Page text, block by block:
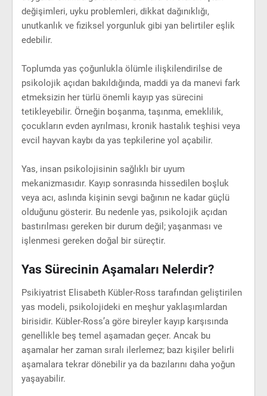
değişimleri, uyku problemleri, dikkat dağınıklığı,
unutkanlık ve fiziksel yorgunluk gibi yan belirtiler eşlik
edebilir.
Toplumda yas çoğunlukla ölümle ilişkilendirilse de
psikolojik açıdan bakıldığında, maddi ya da manevi fark
etmeksizin her türlü önemli kayıp yas sürecini
tetikleyebilir. Örneğin boşanma, taşınma, emeklilik,
çocukların evden ayrılması, kronik hastalık teşhisi veya
evcil hayvan kaybı da yas tepkilerine yol açabilir.
Yas, insan psikolojisinin sağlıklı bir uyum
mekanizmasıdır. Kayıp sonrasında hissedilen boşluk
veya acı, aslında kişinin sevgi bağının ne kadar güçlü
olduğunu gösterir. Bu nedenle yas, psikolojik açıdan
bastırılması gereken bir durum değil; yaşanması ve
işlenmesi gereken doğal bir süreçtir.
Yas Sürecinin Aşamaları Nelerdir?
Psikiyatrist Elisabeth Kübler-Ross tarafından geliştirilen
yas modeli, psikolojideki en meşhur yaklaşımlardan
birisidir. Kübler-Ross’a göre bireyler kayıp karşısında
genellikle beş temel aşamadan geçer. Ancak bu
aşamalar her zaman sıralı ilerlemez; bazı kişiler belirli
aşamalara tekrar dönebilir ya da bazılarını daha yoğun
yaşayabilir.